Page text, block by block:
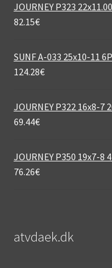
JOURNEY P323
82.15€
SUNF A-033 25x10-11
124.28€
JOURNEY P322 16x8-7
69.44€
JOURNEY P350 19x7-8
76.26€
atvdaek.dk